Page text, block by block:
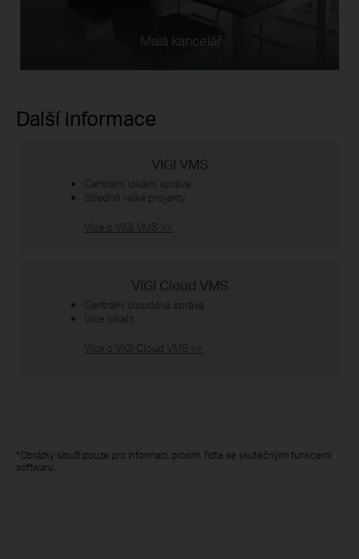
Malá kancelář
Další informace
VIGI VMS
Centrální lokální správa
Středně velké projekty
Více o VIGI VMS >>
VIGI Cloud VMS
Centrální cloudová správa
Více lokalit
Více o VIGI Cloud VMS >>
*Obrázky slouží pouze pro informaci, prosím, řiďte se skutečnými funkcemi
softwaru.